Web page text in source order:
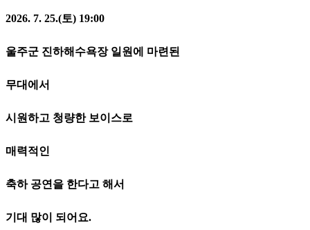
2026. 7. 25.(토) 19:00
울주군 진하해수욕장 일원에 마련된
무대에서
시원하고 청량한 보이스로
매력적인
축하 공연을 한다고 해서
기대 많이 되어요.